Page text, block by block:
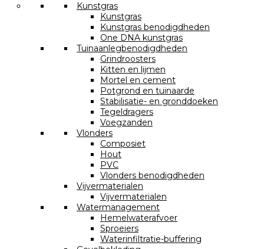
Kunstgras
Kunstgras
Kunstgras benodigdheden
One DNA kunstgras
Tuinaanlegbenodigdheden
Grindroosters
Kitten en lijmen
Mortel en cement
Potgrond en tuinaarde
Stabilisatie- en gronddoeken
Tegeldragers
Voegzanden
Vlonders
Composiet
Hout
PVC
Vlonders benodigdheden
Vijvermaterialen
Vijvermaterialen
Watermanagement
Hemelwaterafvoer
Sproeiers
Waterinfiltratie-buffering